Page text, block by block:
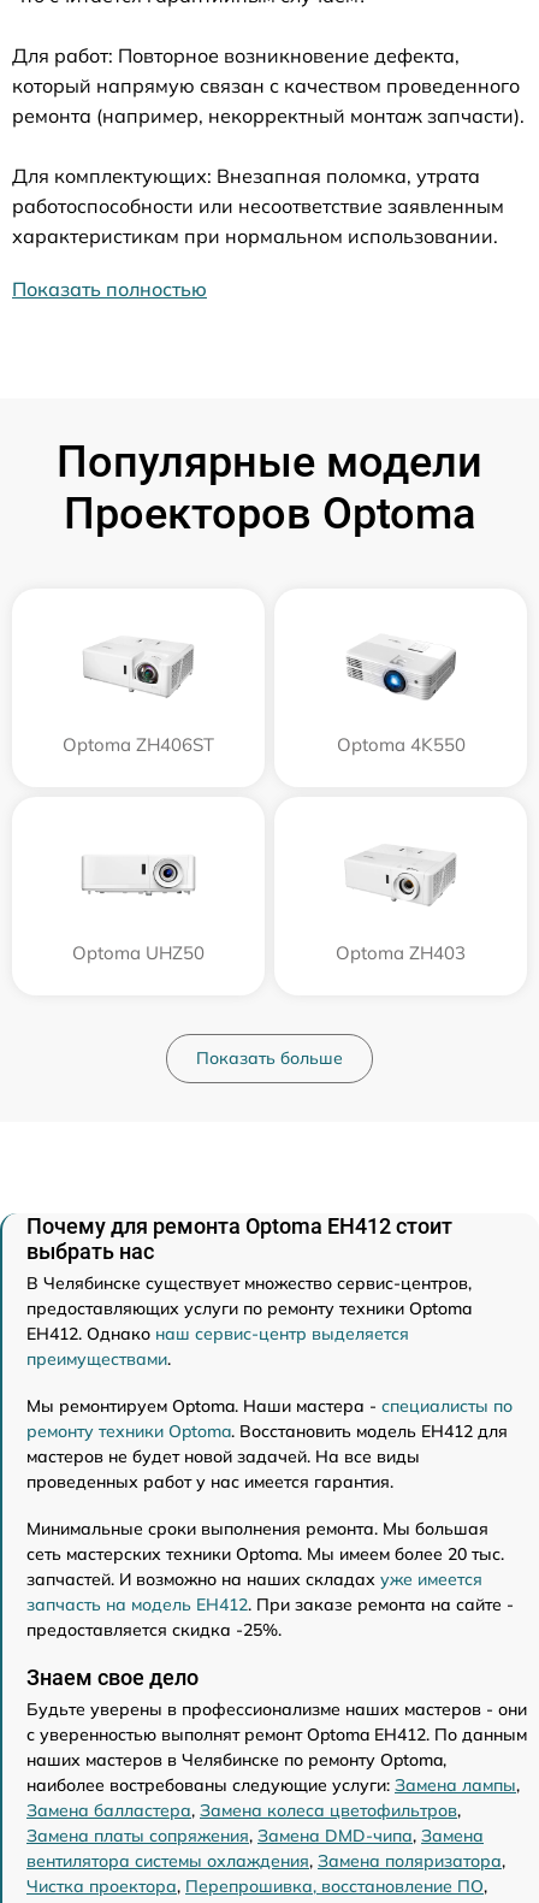
Для работ: Повторное возникновение дефекта,
который напрямую связан с качеством проведенного
ремонта (например, некорректный монтаж запчасти).
Для комплектующих: Внезапная поломка, утрата
работоспособности или несоответствие заявленным
характеристикам при нормальном использовании.
Показать полностью
Популярные модели
Проекторов Optoma
Optoma ZH406ST Optoma 4K550
Optoma UHZ50 Optoma ZH403
Показать больше
Почему для ремонта Optoma EH412 стоит
выбрать нас
В Челябинске существует множество сервис-центров,
предоставляющих услуги по ремонту техники Optoma
EH412. Однако наш сервис-центр выделяется
преимуществами.
Мы ремонтируем Optoma. Наши мастера - специалисты по
ремонту техники Optoma. Восстановить модель EH412 для
мастеров не будет новой задачей. На все виды
проведенных работ у нас имеется гарантия.
Минимальные сроки выполнения ремонта. Мы большая
сеть мастерских техники Optoma. Мы имеем более 20 тыс.
запчастей. И возможно на наших складах уже имеется
запчасть на модель EH412. При заказе ремонта на сайте -
предоставляется скидка -25%.
Знаем свое дело
Будьте уверены в профессионализме наших мастеров - они
с уверенностью выполнят ремонт Optoma EH412. По данным
наших мастеров в Челябинске по ремонту Optoma,
наиболее востребованы следующие услуги: Замена лампы,
Замена балластера, Замена колеса цветофильтров,
Замена платы сопряжения, Замена DMD-чипа, Замена
вентилятора системы охлаждения, Замена поляризатора,
Чистка проектора, Перепрошивка, восстановление ПО,